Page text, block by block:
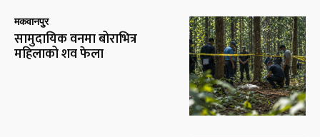
मकवानपुर
सामुदायिक वनमा बोराभित्र
महिलाको शव फेला